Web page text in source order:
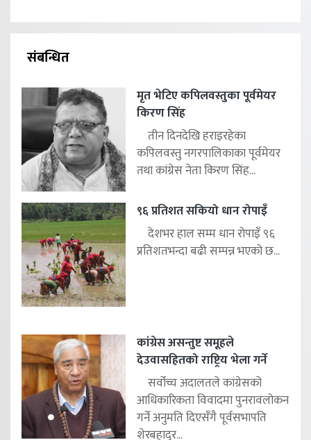
संबन्धित
मृत भेटिए कपिलवस्तुका पूर्वमेयर
किरण सिंह
तीन दिनदेखि हराइरहेका
कपिलवस्तु नगरपालिकाका पूर्वमेयर
तथा कांग्रेस नेता किरण सिंह...
९६ प्रतिशत सकियो धान रोपाइँ
देशभर हाल सम्म धान रोपाइँ ९६
प्रतिशतभन्दा बढी सम्पन्न भएको छ...
कांग्रेस असन्तुष्ट समूहले
देउवासहितको राष्ट्रिय भेला गर्ने
सर्वोच्च अदालतले कांग्रेसको
आधिकारिकता विवादमा पुनरावलोकन
गर्ने अनुमति दिएसँगै पूर्वसभापति
शेरबहादुर...